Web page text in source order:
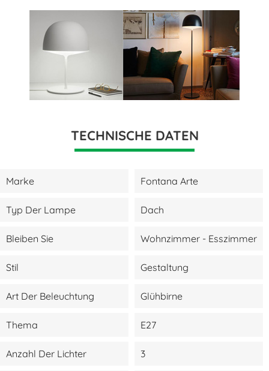
TECHNISCHE DATEN
Marke Fontana Arte
Typ Der Lampe Dach
Bleiben Sie Wohnzimmer - Esszimmer
Stil Gestaltung
Art Der Beleuchtung Glühbirne
Thema E27
Anzahl Der Lichter 3